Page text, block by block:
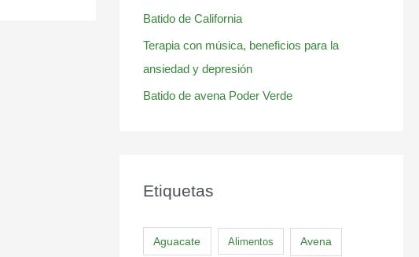
Batido de California
Terapia con música, beneficios para la
ansiedad y depresión
Batido de avena Poder Verde
Etiquetas
Aguacate Alimentos Avena